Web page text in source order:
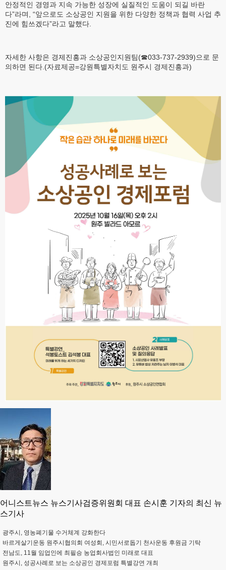
안정적인 경영과 지속 가능한 성장에 실질적인 도움이 되길 바란
다”라며, “앞으로도 소상공인 지원을 위한 다양한 정책과 협력 사업 추
진에 힘쓰겠다”라고 말했다.
자세한 사항은 경제진흥과 소상공인지원팀(☎033-737-2939)으로 문
의하면 된다.(자료제공=강원특별자치도 원주시 경제진흥과)
어니스트뉴스 뉴스기사검증위원회 대표 손시훈 기자의 최신 뉴
스기사
광주시, 영농폐기물 수거체계 강화한다
바르게살기운동 원주시협의회 여성회, 시민서로돕기 천사운동 후원금 기탁
전남도, 11월 임업인에 최필승 농업회사법인 미래로 대표
원주시, 성공사례로 보는 소상공인 경제포럼 특별강연 개최